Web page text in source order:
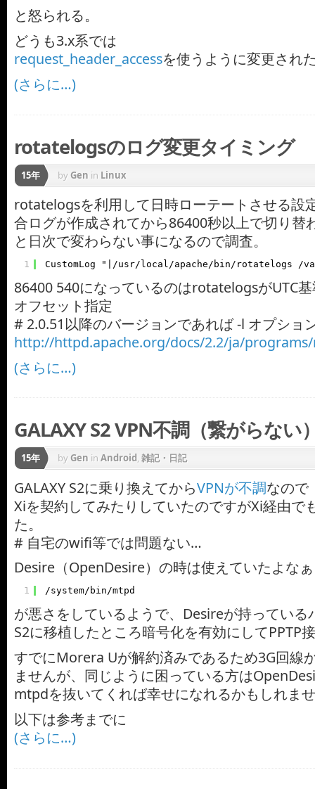
と怒られる。
どうも3.x系では
request_header_accessを使うように変更され
(さらに…)
rotatelogsのログ変更タイミング
15年 by Gen in Linux
rotatelogsを利用して日時ローテートさせる設
合ログが作成されてから86400秒以上で切り替
と日次で変わらない事になるので調査。
1 CustomLog "|/usr/local/apache/bin/rotatelogs /var/
86400 540になっているのはrotatelogsがUTC
オフセット指定
# 2.0.51以降のバージョンであれば -l オプショ
http://httpd.apache.org/docs/2.2/ja/
(さらに…)
GALAXY S2 VPN不調（繋がらない
15年 by Gen in Android, 雑記・日記
GALAXY S2に乗り換えてからVPNが不調なので
Xiを契約してみたりしていたのですがXi経由で
た。
# 自宅のwifi等では問題ない…
Desire（OpenDesire）の時は使えていたよな
1 /system/bin/mtpd
が悪さをしているようで、Desireが持っている
S2に移植したところ暗号化を有効にしてPPTP
すでにMorera Uが解約済みであるため3G回線
ませんが、同じように困っている方は
mtpdを抜いてくれば幸せになれるかもしれま
以下は参考までに
(さらに…)